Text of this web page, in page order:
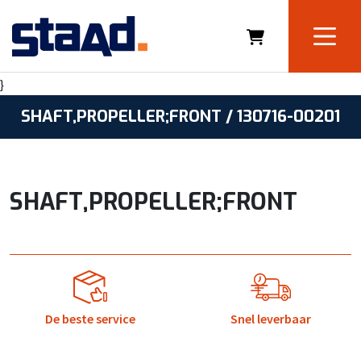
}
SHAFT,PROPELLER;FRONT / 130716-00201
SHAFT,PROPELLER;FRONT
De beste service Snel leverbaar